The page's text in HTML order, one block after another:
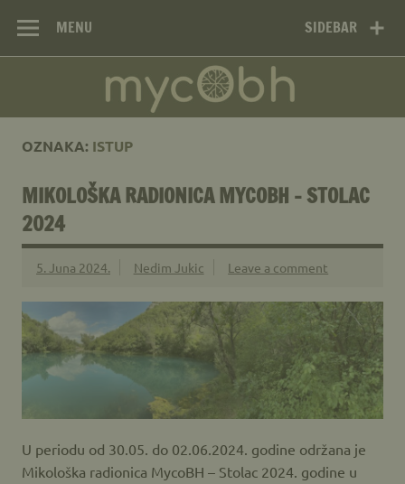
content
Mikološko
udruženje
MYCOBH –
Mycological
Society MYCOBH
SIDEBAR
MENU
OZNAKA: ISTUP
MIKOLOŠKA RADIONICA MYCOBH – STOLAC
2024
5. Juna 2024. Nedim Jukic Leave a comment
U periodu od 30.05. do 02.06.2024. godine održana je
Mikološka radionica MycoBH – Stolac 2024. godine u